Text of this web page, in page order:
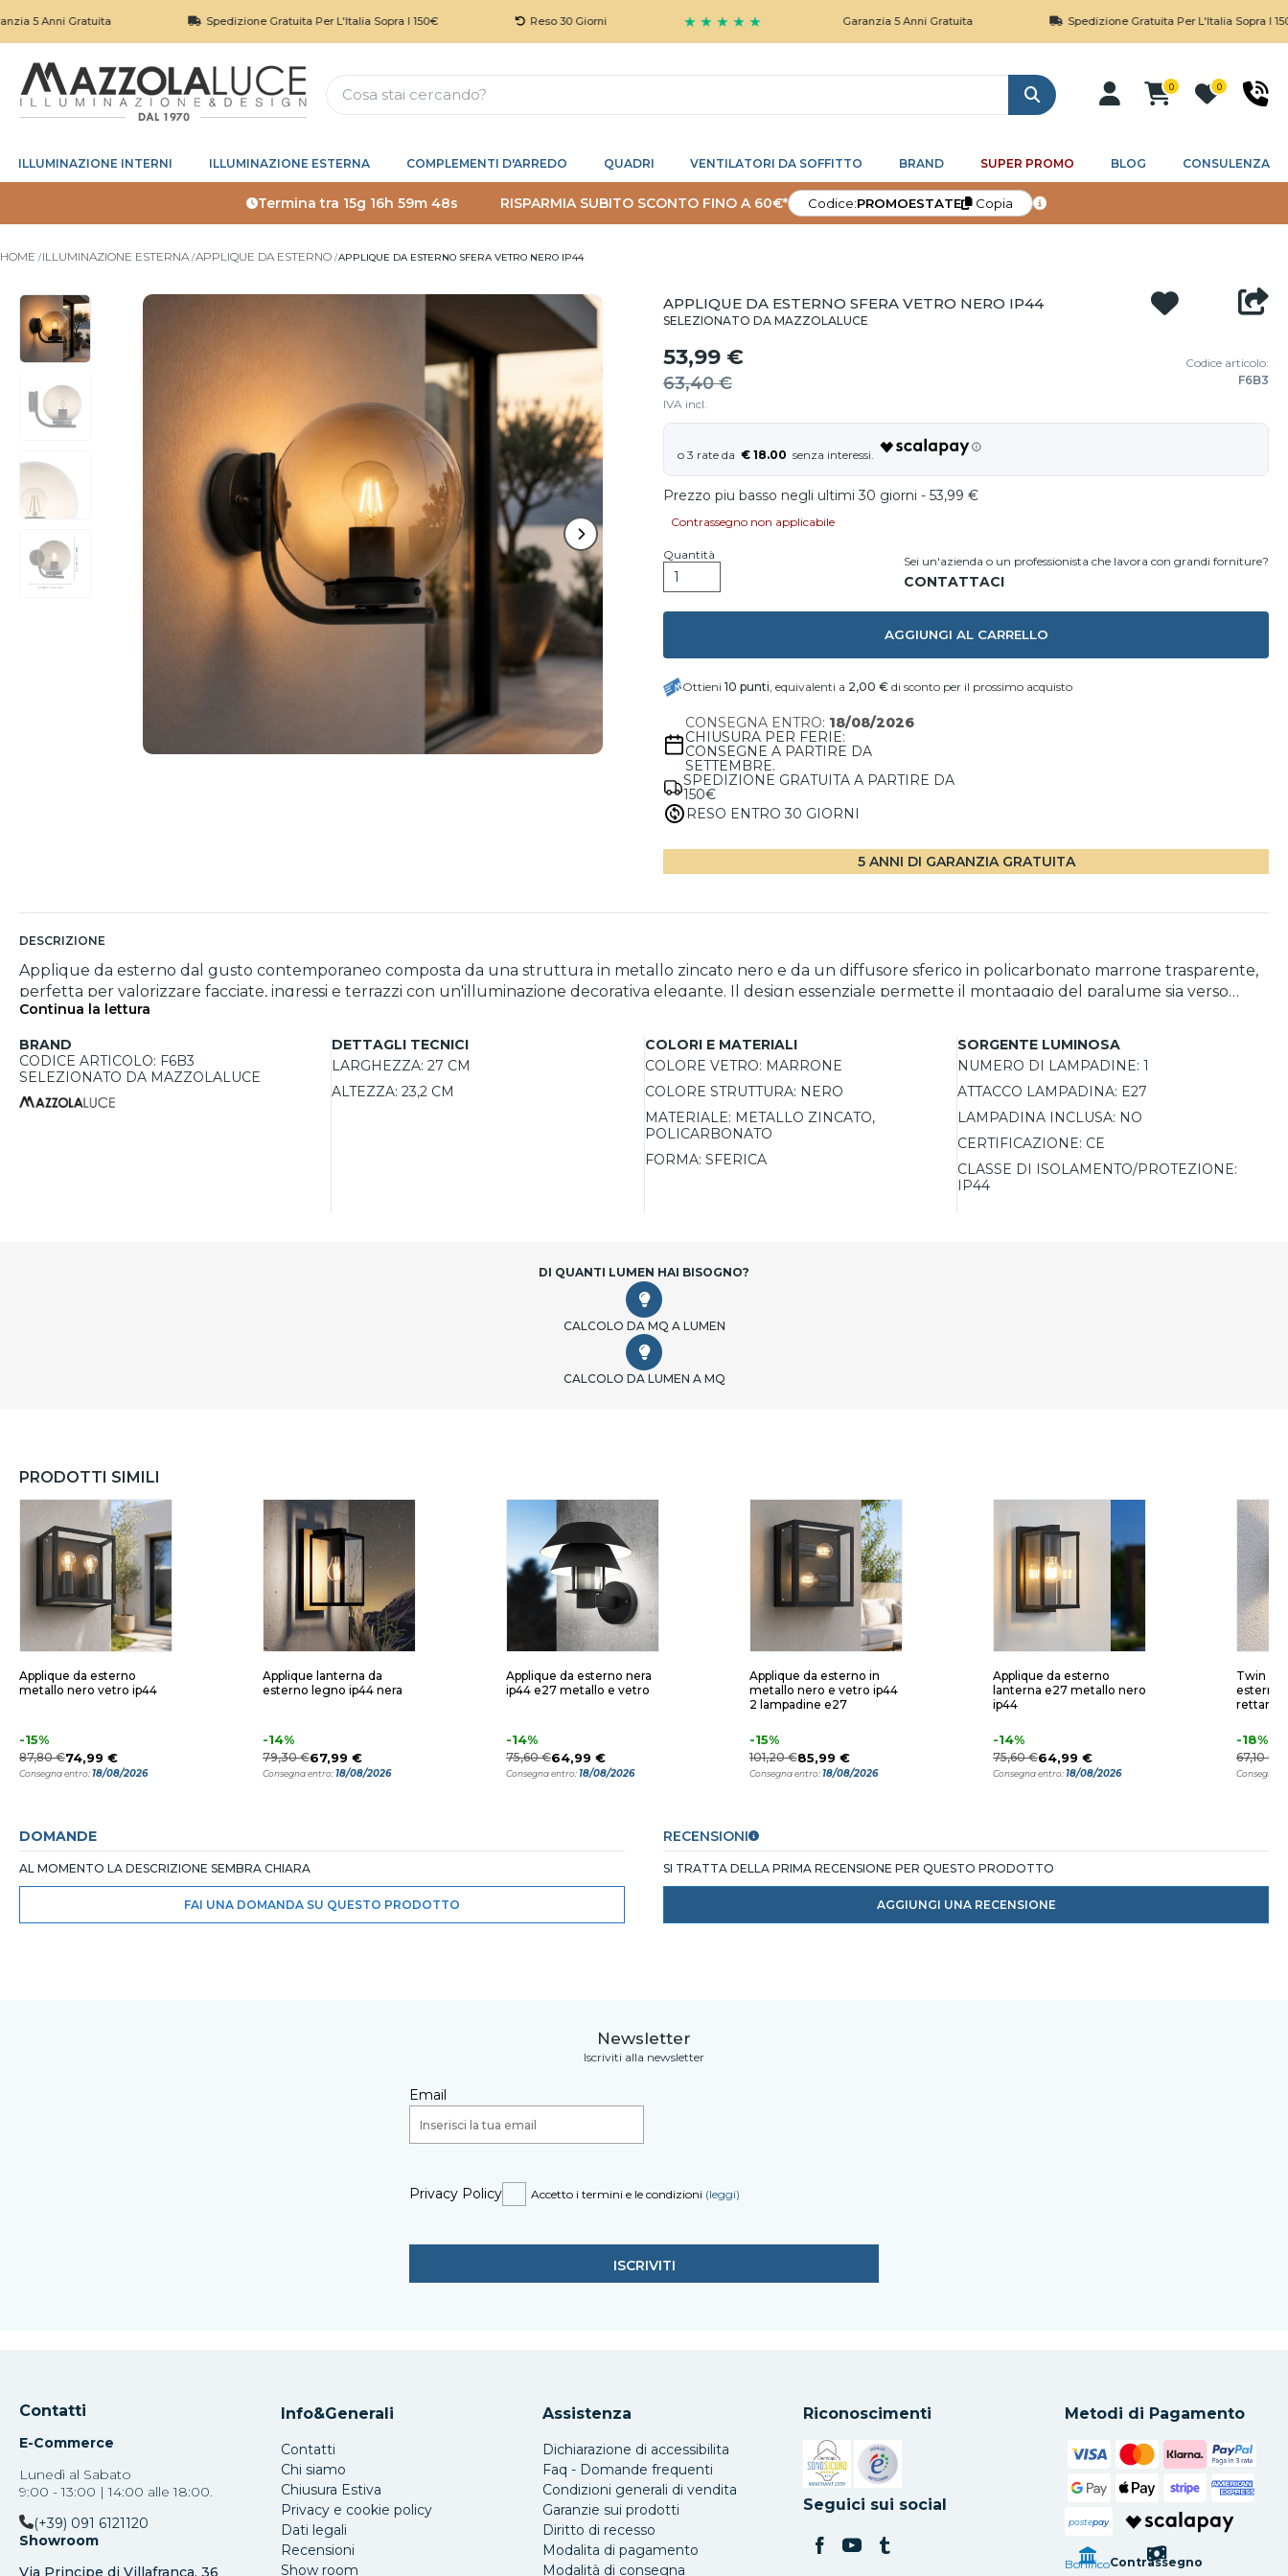
Gratuita Spedizione Gratuita Per L'Italia Sopra I 150€ Reso 30 Giorni ★ ★ ★ ★ ★ Garanzia 5 Anni Gratuita Spedizione Gratuita Per L'Italia Sopra I 150€
Cerca
0 0
ILLUMINAZIONE INTERNI ILLUMINAZIONE ESTERNA COMPLEMENTI D'ARREDO QUADRI VENTILATORI DA SOFFITTO BRAND SUPER PROMO BLOG CONSULENZA
Termina tra 15g 16h 59m 47s RISPARMIA SUBITO SCONTO FINO A 60€* Codice:PROMOESTATE Copia
HOME ILLUMINAZIONE ESTERNA APPLIQUE DA ESTERNO APPLIQUE DA ESTERNO SFERA VETRO NERO IP44
APPLIQUE DA ESTERNO SFERA VETRO NERO IP44
SELEZIONATO DA MAZZOLALUCE
53,99 €
63,40 €
IVA incl.
Codice articolo:
F6B3
€ 18.00
Prezzo piu basso negli ultimi 30 giorni - 53,99 €
Contrassegno non applicabile
Quantità Sei un'azienda o un professionista che lavora con grandi forniture?
AGGIUNGI AL CARRELLO
Ottieni 10 punti, equivalenti a 2,00 € di sconto per il prossimo acquisto
CONSEGNA ENTRO: 18/08/2026
CHIUSURA PER FERIE:
CONSEGNE A PARTIRE DA
SETTEMBRE.
SPEDIZIONE GRATUITA A PARTIRE DA
150€
RESO ENTRO 30 GIORNI
5 ANNI DI GARANZIA GRATUITA
DESCRIZIONE
Applique da esterno dal gusto contemporaneo composta da una struttura in metallo zincato nero e da un diffusore sferico in policarbonato marrone trasparente,
perfetta per valorizzare facciate, ingressi e terrazzi con un'illuminazione decorativa elegante. Il design essenziale permette il montaggio del paralume sia verso
l'alto che verso il basso, adattandosi facilmente a diversi contesti architettonici moderni. Compatibile con lampadine E27, consente di personalizzare l'intensità e il
tipo di luce secondo le proprie esigenze. La protezione IP44 garantisce resistenza contro gli schizzi d'acqua negli ambienti esterni.
Continua la lettura
BRAND
CODICE ARTICOLO: F6B3
SELEZIONATO DA MAZZOLALUCE
DETTAGLI TECNICI
LARGHEZZA: 27 CM
ALTEZZA: 23,2 CM
COLORI E MATERIALI
COLORE VETRO: MARRONE
COLORE STRUTTURA: NERO
MATERIALE: METALLO ZINCATO,
POLICARBONATO
FORMA: SFERICA
SORGENTE LUMINOSA
NUMERO DI LAMPADINE: 1
ATTACCO LAMPADINA: E27
LAMPADINA INCLUSA: NO
CERTIFICAZIONE: CE
CLASSE DI ISOLAMENTO/PROTEZIONE:
IP44
DI QUANTI LUMEN HAI BISOGNO?
CALCOLO DA MQ A LUMEN
CALCOLO DA LUMEN A MQ
PRODOTTI SIMILI
Applique da esterno
metallo nero vetro ip44
-15%
87,80 €74,99 €
Consegna entro:18/08/2026
Applique lanterna da
esterno legno ip44 nera
-14%
79,30 €67,99 €
Consegna entro:18/08/2026
Applique da esterno nera
ip44 e27 metallo e vetro
-14%
75,60 €64,99 €
Consegna entro:18/08/2026
Applique da esterno in
metallo nero e vetro ip44
2 lampadine e27
-15%
101,20 €85,99 €
Consegna entro:18/08/2026
Applique da esterno
lanterna e27 metallo nero
ip44
-14%
75,60 €64,99 €
Consegna entro:18/08/2026
Twin
esterno
-18%
67,10 €
Consegna
DOMANDE
AL MOMENTO LA DESCRIZIONE SEMBRA CHIARA
FAI UNA DOMANDA SU QUESTO PRODOTTO
RECENSIONI
SI TRATTA DELLA PRIMA RECENSIONE PER QUESTO PRODOTTO
AGGIUNGI UNA RECENSIONE
Newsletter
Iscriviti alla newsletter
Email
Privacy Policy Accetto i termini e le condizioni (leggi)
Contatti
E-Commerce
Lunedì al Sabato
9:00 - 13:00 | 14:00 alle 18:00.
(+39) 091 6121120
Showroom
Via Principe di Villafranca, 36
Info&Generali
Contatti
Chi siamo
Chiusura Estiva
Privacy e cookie policy
Dati legali
Recensioni
Show room
Assistenza
Dichiarazione di accessibilita
Faq - Domande frequenti
Condizioni generali di vendita
Garanzie sui prodotti
Diritto di recesso
Modalita di pagamento
Modalità di consegna
Riconoscimenti
Si apre in una nuova scheda
Si apre in una nuova scheda
Seguici sui social
Metodi di Pagamento
postepay
BonificoContrassegno